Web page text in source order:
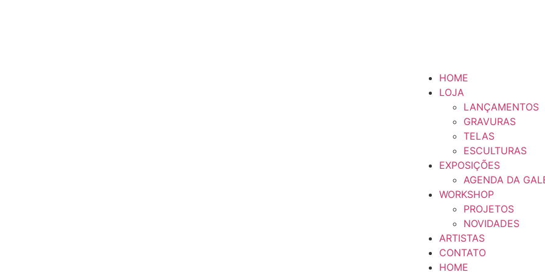
HOME
LOJA
LANÇAMENTOS
GRAVURAS
TELAS
ESCULTURAS
EXPOSIÇÕES
AGENDA DA
WORKSHOP
PROJETOS
NOVIDADES
ARTISTAS
CONTATO
HOME